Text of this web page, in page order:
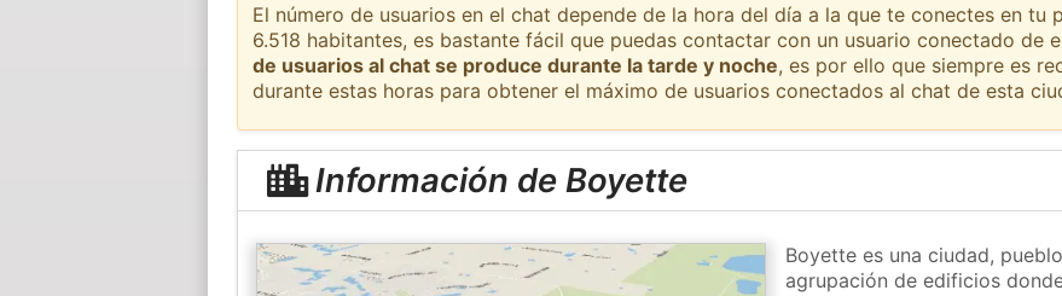
El número de usuarios en el chat depende de la hora del día a la que te conectes en tu
6.518 habitantes, es bastante fácil que puedas contactar con un usuario conectado de
de usuarios al chat se produce durante la tarde y noche, es por ello que siempre es
durante estas horas para obtener el máximo de usuarios conectados al chat de esta
Información de Boyette
Boyette es una ciudad,
agrupación de edificios